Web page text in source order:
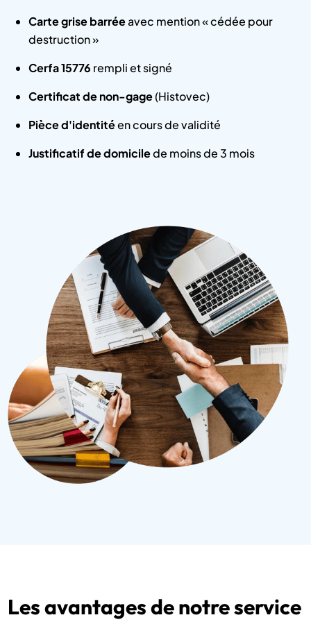
Carte grise barréeavec mention « cédée pour
destruction »
Cerfa 15776 rempli et signé
Certificat de non-gage(Histovec)
Pièce d'identitéen cours de validité
Justificatif de domicilede moins de 3 mois
Les avantages de notre service